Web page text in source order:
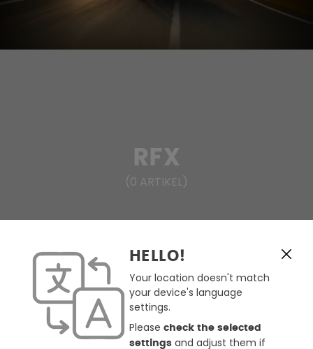
RFX
(0 ARTIKEL)
FILTERN & SORTIEREN
Keine Produkte gefunden.
HELLO!
Your location doesn't match
your device's language
settings.
Please check the selected
settings and adjust them if